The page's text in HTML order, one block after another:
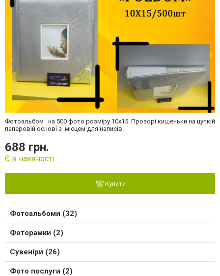
Фотоальбом на 500 фото розміру 10х15. Прозорі кишеньки на цупкій
паперовій основі з місцем для написів.
688 грн.
Є в наявності
Купити
Фотоальбоми (32)
Фоторамки (2)
Сувеніри (26)
Фото послуги (2)